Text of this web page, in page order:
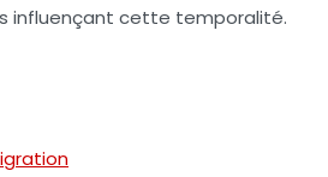
influençant cette temporalité.